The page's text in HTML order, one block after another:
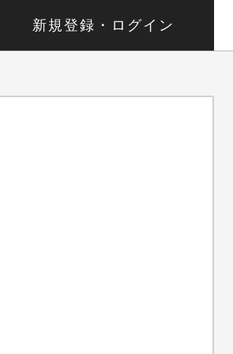
新規登録・ログイン